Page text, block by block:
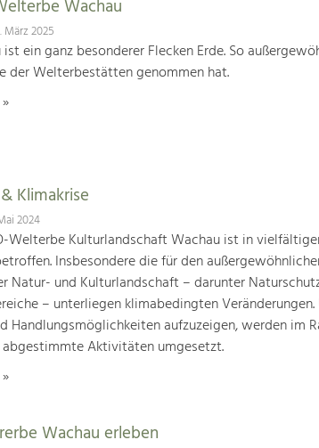
Wachau
März 2025
ein ganz besonderer Flecken Erde. So
der Welterbestätten genommen hat.
Klimakrise
2024
Welterbe Kulturlandschaft Wachau ist in
Insbesondere die für den
Natur- und Kulturlandschaft – darunter
– unterliegen klimabedingten
Handlungsmöglichkeiten aufzuzeigen, werden im
Aktivitäten umgesetzt.
Wachau erleben